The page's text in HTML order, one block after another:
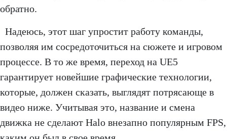
обратно.
Надеюсь, этот шаг упростит работу команды,
позволяя им сосредоточиться на сюжете и игровом
процессе. В то же время, переход на UE5
гарантирует новейшие графические технологии,
которые, должен сказать, выглядят потрясающе в
видео ниже. Учитывая это, название и смена
движка не сделают Halo внезапно популярным FPS,